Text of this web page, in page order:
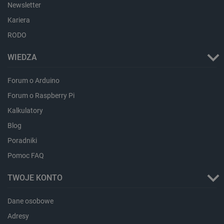
Newsletter
Kariera
RODO
WIEDZA
Forum o Arduino
Forum o Raspberry Pi
Kalkulatory
Blog
Poradniki
Pomoc FAQ
TWOJE KONTO
Dane osobowe
Adresy